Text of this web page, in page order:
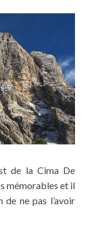
de la Cima De
mémorables et il
ne pas l’avoir